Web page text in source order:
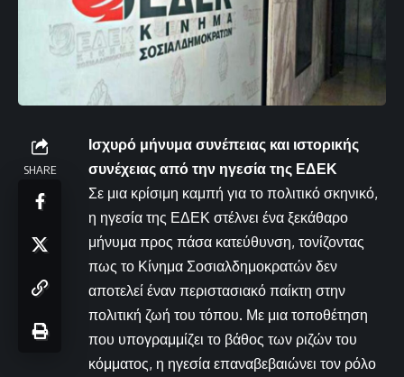
SHARE
Ισχυρό μήνυμα συνέπειας και ιστορικής
συνέχειας από την ηγεσία της ΕΔΕΚ
Σε μια κρίσιμη καμπή για το πολιτικό σκηνικό,
η ηγεσία της ΕΔΕΚ στέλνει ένα ξεκάθαρο
μήνυμα προς πάσα κατεύθυνση, τονίζοντας
πως το Κίνημα Σοσιαλδημοκρατών δεν
αποτελεί έναν περιστασιακό παίκτη στην
πολιτική ζωή του τόπου. Με μια τοποθέτηση
που υπογραμμίζει το βάθος των ριζών του
κόμματος, η ηγεσία επαναβεβαιώνει τον ρόλο